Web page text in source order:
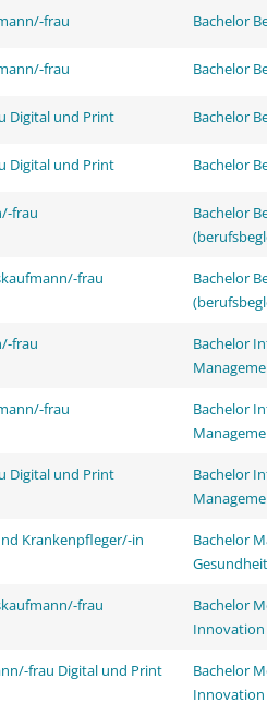
frau Bachelor
frau Bachelor
Digital und Print Bachelor
Digital und Print Bachelor
frau
Bachelor
frau
Bachelor
frau
Bachelor
frau
Bachelor
Digital und Print
Bachelor
Krankenpfleger/-in
Bachelor
frau
Bachelor
Innovation
frau Digital und Print
Bachelor
Innovation